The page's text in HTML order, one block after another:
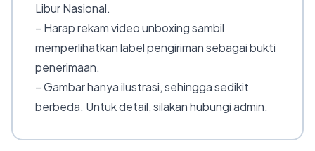
Libur Nasional.
– Harap rekam video unboxing sambil
memperlihatkan label pengiriman sebagai bukti
penerimaan.
– Gambar hanya ilustrasi, sehingga sedikit
berbeda. Untuk detail, silakan hubungi admin.